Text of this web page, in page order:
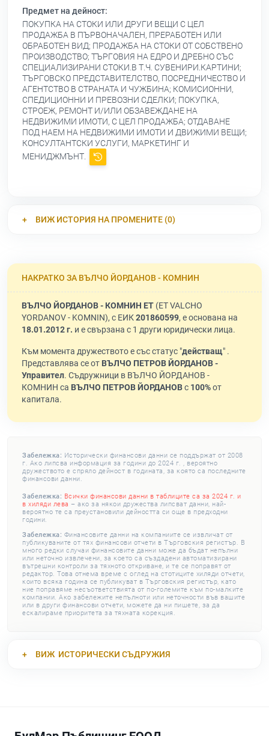
Предмет на дейност:
ПОКУПКА НА СТОКИ ИЛИ ДРУГИ ВЕЩИ С ЦЕЛ
ПРОДАЖБА В ПЪРВОНАЧАЛЕН, ПРЕРАБОТЕН ИЛИ
ОБРАБОТЕН ВИД; ПРОДАЖБА НА СТОКИ ОТ СОБСТВЕНО
ПРОИЗВОДСТВО; ТЪРГОВИЯ НА ЕДРО И ДРЕБНО СЪС
СПЕЦИАЛИЗИРАНИ СТОКИ.В Т.Ч. СУВЕНИРИ.КАРТИНИ;
ТЪРГОВСКО ПРЕДСТАВИТЕЛСТВО, ПОСРЕДНИЧЕСТВО И
АГЕНТСТВО В СТРАНАТА И ЧУЖБИНА; КОМИСИОННИ,
СПЕДИЦИОННИ И ПРЕВОЗНИ СДЕЛКИ; ПОКУПКА,
СТРОЕЖ, РЕМОНТ И/ИЛИ ОБЗАВЕЖДАНЕ НА
НЕДВИЖИМИ ИМОТИ, С ЦЕЛ ПРОДАЖБА; ОТДАВАНЕ
ПОД НАЕМ НА НЕДВИЖИМИ ИМОТИ И ДВИЖИМИ ВЕЩИ;
КОНСУЛТАНТСКИ УСЛУГИ, МАРКЕТИНГ И
МЕНИДЖМЪНТ.
ВИЖ ИСТОРИЯ НА ПРОМЕНИТЕ (0)
НАКРАТКО ЗА ВЪЛЧО ЙОРДАНОВ - КОМНИН
ВЪЛЧО ЙОРДАНОВ - КОМНИН ЕТ (ET VALCHO
YORDANOV - KOMNIN), с ЕИК201860599, е основана на
18.01.2012 г. и е свързана с 1 други юридически лица.
Към момента дружеството е със статус "действащ" .
Представлява се от ВЪЛЧО ПЕТРОВ ЙОРДАНОВ -
Управител. Съдружници в ВЪЛЧО ЙОРДАНОВ -
КОМНИН са ВЪЛЧО ПЕТРОВ ЙОРДАНОВс 100%от
капитала.
Забележка: Исторически финансови данни се поддържат от 2008
г. Ако липсва информация за години до 2024 г. , вероятно
дружеството е спряло дейност в годината, за която са последните
финансови данни.
Забележка: Всички финансови данни в таблиците са за 2024 г. и
в хиляди лева – ако за някои дружества липсват данни, най-
вероятно те са преустановили дейността си още в предходни
години.
Забележка: Финансовите данни на компаниите се извличат от
публикуваните от тях финансови отчети в Търговския регистър. В
много редки случаи финансовите данни може да бъдат непълни
или неточно извлечени, за което са създадени автоматизирани
вътрешни контроли за тяхното откриване, и те се поправят от
редактор. Това отнема време с оглед на стотиците хиляди отчети,
които всяка година се публикуват в Търговския регистър, като
ние поправяме несъответствията от по-големите към по-малките
компании. Ако забележите непълноти или неточности във вашите
или в други финансови отчети, можете да ни пишете, за да
ескалираме приоритета за тяхната корекция.
ВИЖ ИСТОРИЧЕСКИ СЪДРУЖИЯ